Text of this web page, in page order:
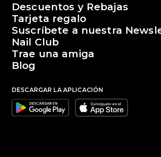
El mundo de Passione
Descuentos y Rebajas
Tarjeta regalo
Suscríbete a nuestra
Nail Club
Trae una amiga
Blog
DESCARGAR LA APLICACIÓN
Google Apple